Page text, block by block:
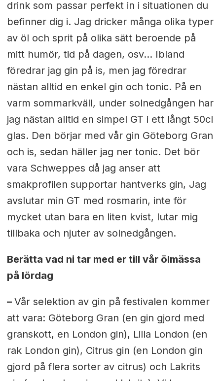
drink som passar perfekt in i situationen du
befinner dig i. Jag dricker många olika typer
av öl och sprit på olika sätt beroende på
mitt humör, tid på dagen, osv… Ibland
föredrar jag gin på is, men jag föredrar
nästan alltid en enkel gin och tonic. På en
varm sommarkväll, under solnedgången har
jag nästan alltid en simpel GT i ett långt 50cl
glas. Den börjar med vår gin Göteborg Gran
och is, sedan häller jag ner tonic. Det bör
vara Schweppes då jag anser att
smakprofilen supportar hantverks gin, Jag
avslutar min GT med rosmarin, inte för
mycket utan bara en liten kvist, lutar mig
tillbaka och njuter av solnedgången.
Berätta vad ni tar med er till vår ölmässa
på lördag
– Vår selektion av gin på festivalen kommer
att vara: Göteborg Gran (en gin gjord med
granskott, en London gin), Lilla London (en
rak London gin), Citrus gin (en London gin
gjord på flera sorter av citrus) och Lakrits